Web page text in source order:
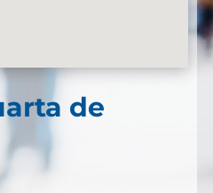
de